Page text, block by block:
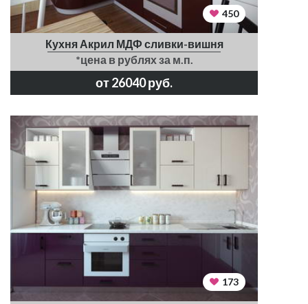
450
Кухня Акрил МДФ сливки-вишня
*цена в рублях за м.п.
от 26040 руб.
173